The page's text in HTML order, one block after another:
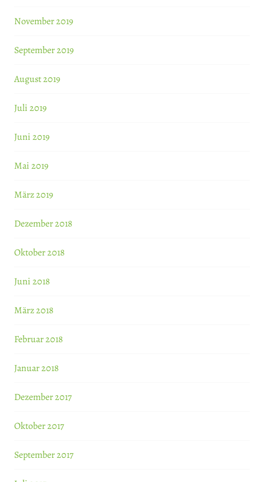
November 2019
September 2019
August 2019
Juli 2019
Juni 2019
Mai 2019
März 2019
Dezember 2018
Oktober 2018
Juni 2018
März 2018
Februar 2018
Januar 2018
Dezember 2017
Oktober 2017
September 2017